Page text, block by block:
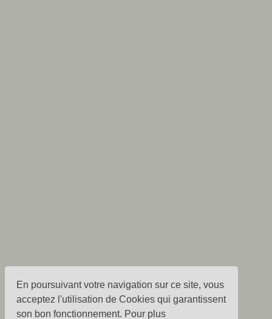
En poursuivant votre navigation sur ce site, vous
acceptez l'utilisation de Cookies qui garantissent
son bon fonctionnement. Pour plus